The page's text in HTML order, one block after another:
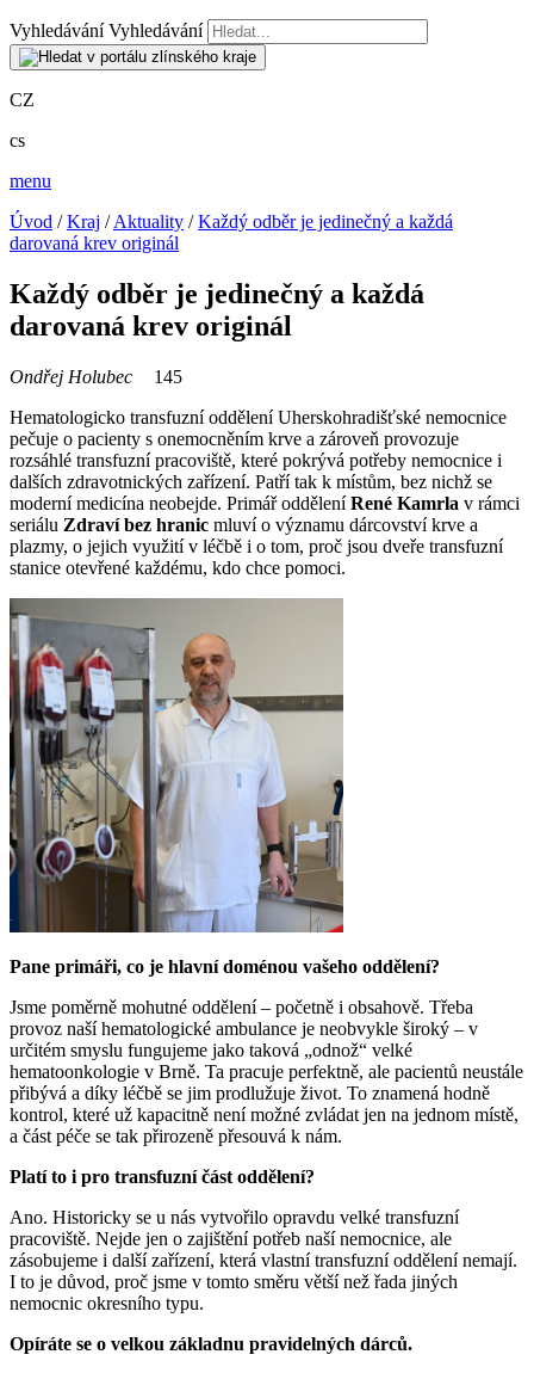
Vyhledávání Vyhledávání
CZ
cs
menu
Úvod /Kraj /Aktuality /Každý odběr je jedinečný a každá
darovaná krev originál
Každý odběr je jedinečný a každá
darovaná krev originál
Ondřej Holubec
145
Hematologicko transfuzní oddělení Uherskohradišťské nemocnice
pečuje o pacienty s onemocněním krve a zároveň provozuje
rozsáhlé transfuzní pracoviště, které pokrývá potřeby nemocnice i
dalších zdravotnických zařízení. Patří tak k místům, bez nichž se
moderní medicína neobejde. Primář odděleníRené Kamrla v rámci
seriálu Zdraví bez hranic mluví o významu dárcovství krve a
plazmy, o jejich využití v léčbě i o tom, proč jsou dveře transfuzní
stanice otevřené každému, kdo chce pomoci.
Pane primáři, co je hlavní doménou vašeho oddělení?
Jsme poměrně mohutné oddělení – početně i obsahově. Třeba
provoz naší hematologické ambulance je neobvykle široký – v
určitém smyslu fungujeme jako taková „odnož“ velké
hematoonkologie v Brně. Ta pracuje perfektně, ale pacientů neustále
přibývá a díky léčbě se jim prodlužuje život. To znamená hodně
kontrol, které už kapacitně není možné zvládat jen na jednom místě,
a část péče se tak přirozeně přesouvá k nám.
Platí to i pro transfuzní část oddělení?
Ano. Historicky se u nás vytvořilo opravdu velké transfuzní
pracoviště. Nejde jen o zajištění potřeb naší nemocnice, ale
zásobujeme i další zařízení, která vlastní transfuzní oddělení nemají.
I to je důvod, proč jsme v tomto směru větší než řada jiných
nemocnic okresního typu.
Opíráte se o velkou základnu pravidelných dárců.